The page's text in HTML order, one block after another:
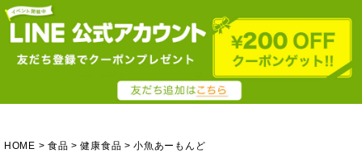
HOME 食品 健康食品
小魚あーもんど